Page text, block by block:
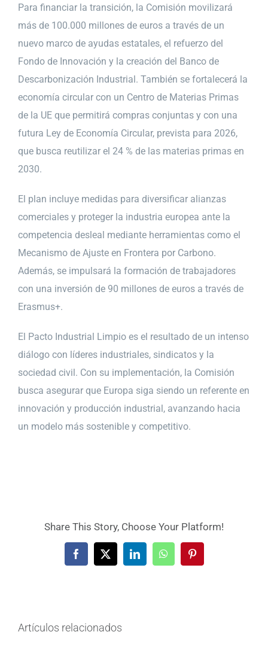
Para financiar la transición, la Comisión movilizará
más de 100.000 millones de euros a través de un
nuevo marco de ayudas estatales, el refuerzo del
Fondo de Innovación y la creación del Banco de
Descarbonización Industrial. También se fortalecerá la
economía circular con un Centro de Materias Primas
de la UE que permitirá compras conjuntas y con una
futura Ley de Economía Circular, prevista para 2026,
que busca reutilizar el 24 % de las materias primas en
2030.
El plan incluye medidas para diversificar alianzas
comerciales y proteger la industria europea ante la
competencia desleal mediante herramientas como el
Mecanismo de Ajuste en Frontera por Carbono.
Además, se impulsará la formación de trabajadores
con una inversión de 90 millones de euros a través de
Erasmus+.
El Pacto Industrial Limpio es el resultado de un intenso
diálogo con líderes industriales, sindicatos y la
sociedad civil. Con su implementación, la Comisión
busca asegurar que Europa siga siendo un referente en
innovación y producción industrial, avanzando hacia
un modelo más sostenible y competitivo.
Share This Story, Choose Your Platform!
Facebook
X LinkedInWhatsAppPinterest
Artículos relacionados